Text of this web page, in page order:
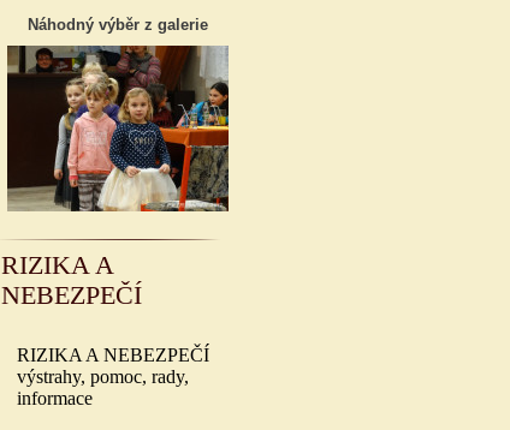
Náhodný výběr z galerie
RIZIKA A
NEBEZPEČÍ